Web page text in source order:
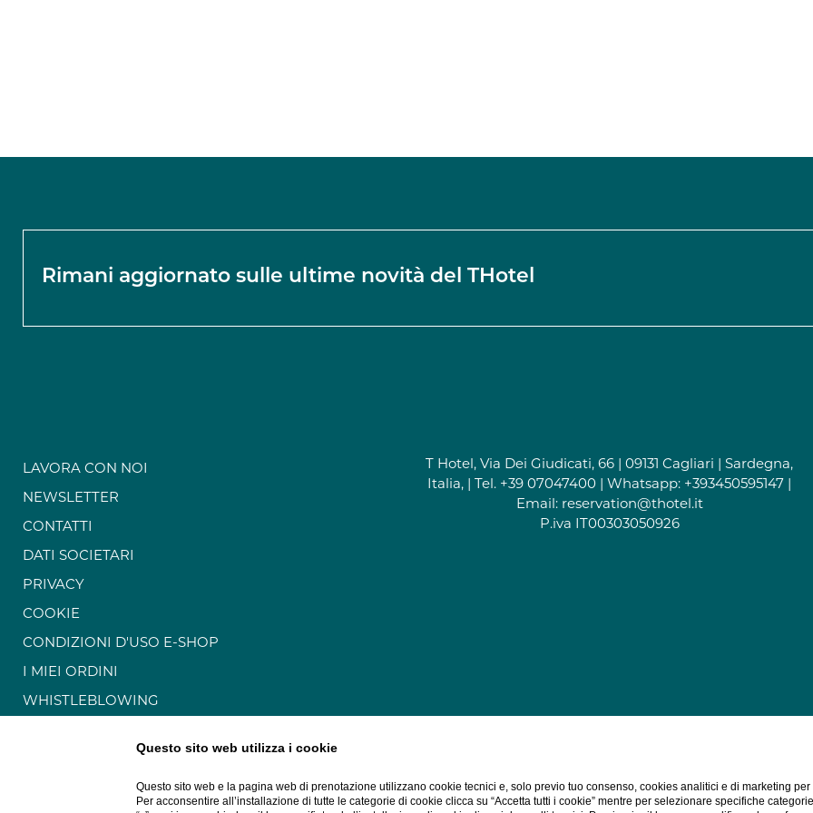
Rimani aggiornato sulle ultime novità del THotel
LAVORA CON NOI
NEWSLETTER
CONTATTI
DATI SOCIETARI
PRIVACY
COOKIE
CONDIZIONI D'USO E-SHOP
I MIEI ORDINI
WHISTLEBLOWING
T Hotel, Via Dei Giudicati, 66 | 09131 Cagliari | Sardegna,
Italia, | Tel. +39 07047400 | Whatsapp: +393450595147 |
Email: reservation@thotel.it
P.iva IT00303050926
Questo sito web utilizza i cookie
Questo sito web e la pagina web di prenotazione utilizzano cookie tecnici e, solo previo tuo consenso, cookies analitici e di marketing
Per acconsentire all’installazione di tutte le categorie di cookie clicca su “Accetta tutti i cookie” mentre per selezionare specifiche